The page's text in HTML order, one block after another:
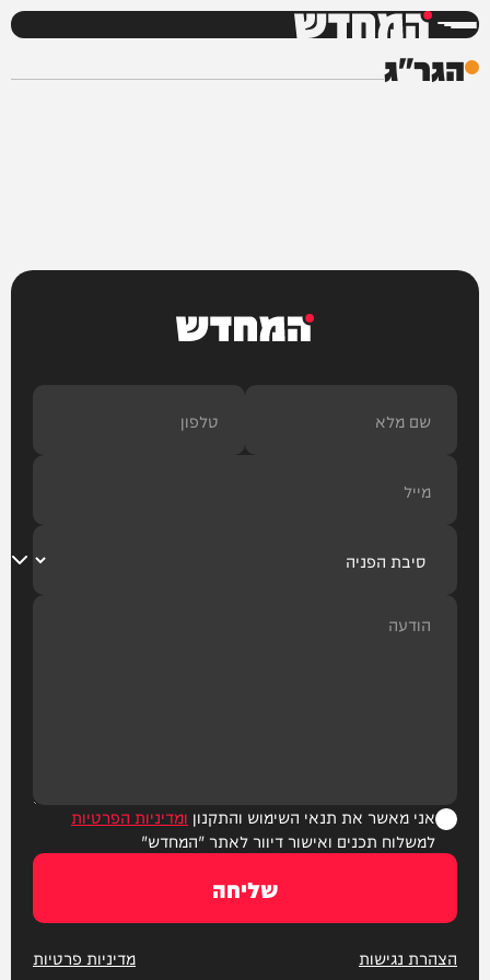
המחדש
הגר"ג
המחדש
אני מאשר את תנאי השימוש והתקנון ומדיניות הפרטיות
למשלוח תכנים ואישור דיוור לאתר "המחדש"
שליחה
הצהרת נגישות מדיניות פרטיות